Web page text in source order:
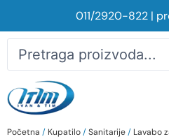
011/2920-822|
Početna / Kupatilo/Sanitarije/ Lavabo